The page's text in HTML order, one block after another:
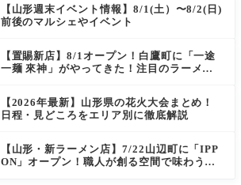
【山形週末イベント情報】8/1(土）〜8/2(日)
前後のマルシェやイベント
【置賜新店】8/1オープン！白鷹町に「一途
一麺 來神」がやってきた！注目のラーメン
【2026年最新】山形県の花火大会まとめ！
日程・見どころをエリア別に徹底解説
【山形・新ラーメン店】7/22山辺町に「IPP
ON」オープン！職人が創る空間で味わう